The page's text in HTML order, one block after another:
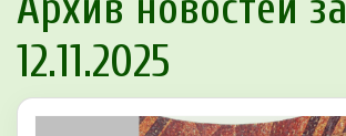
12.11.2025